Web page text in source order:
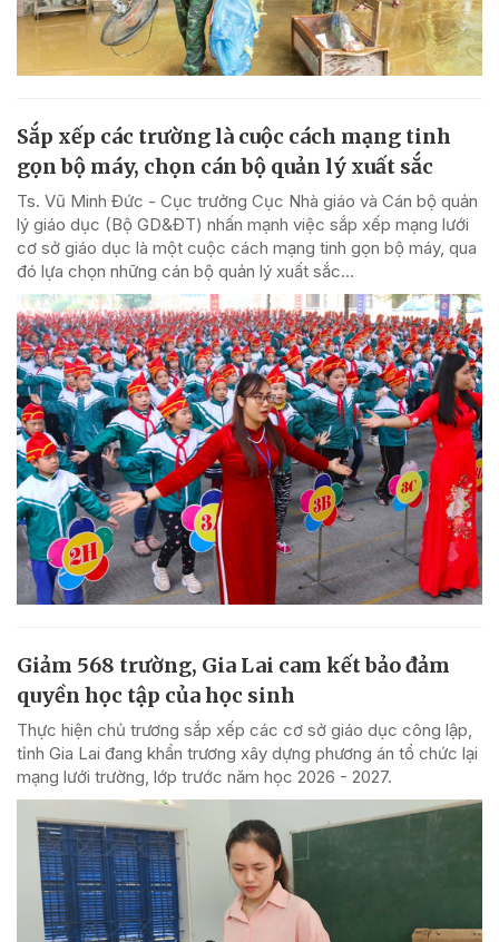
Sắp xếp các trường là cuộc cách mạng tinh
gọn bộ máy, chọn cán bộ quản lý xuất sắc
Ts. Vũ Minh Đức - Cục trưởng Cục Nhà giáo và Cán bộ quản
lý giáo dục (Bộ GD&ĐT) nhấn mạnh việc sắp xếp mạng lưới
cơ sở giáo dục là một cuộc cách mạng tinh gọn bộ máy, qua
đó lựa chọn những cán bộ quản lý xuất sắc...
Giảm 568 trường, Gia Lai cam kết bảo đảm
quyền học tập của học sinh
Thực hiện chủ trương sắp xếp các cơ sở giáo dục công lập,
tỉnh Gia Lai đang khẩn trương xây dựng phương án tổ chức lại
mạng lưới trường, lớp trước năm học 2026 - 2027.